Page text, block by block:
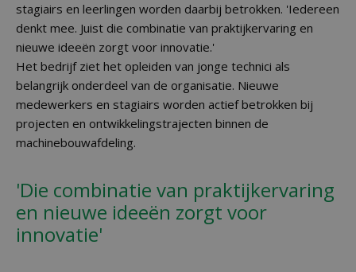
stagiairs en leerlingen worden daarbij betrokken. 'Iedereen
denkt mee. Juist die combinatie van praktijkervaring en
nieuwe ideeën zorgt voor innovatie.'
Het bedrijf ziet het opleiden van jonge technici als
belangrijk onderdeel van de organisatie. Nieuwe
medewerkers en stagiairs worden actief betrokken bij
projecten en ontwikkelingstrajecten binnen de
machinebouwafdeling.
'Die combinatie van praktijkervaring
en nieuwe ideeën zorgt voor
innovatie'